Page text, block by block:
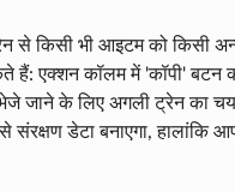
से किसी भी आइटम को किसी
हैं: एक्शन कॉलम में 'कॉपी' बटन
जाने के लिए अगली ट्रेन का
डेटा बनाएगा, हालांकि